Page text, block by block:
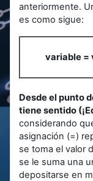
anteriormente.
es como sigue:
variable =
Desde el punto
tiene sentido
considerando
asignación (=)
se toma el valor
se le suma una
depositarse en